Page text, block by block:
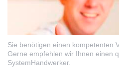
Sie benötigen einen kompetenten
Gerne empfehlen wir Ihnen einen
SystemHandwerker.